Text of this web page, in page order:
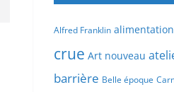
Alfred Franklin alimentation
crue Art nouveau
barrière Belle époque